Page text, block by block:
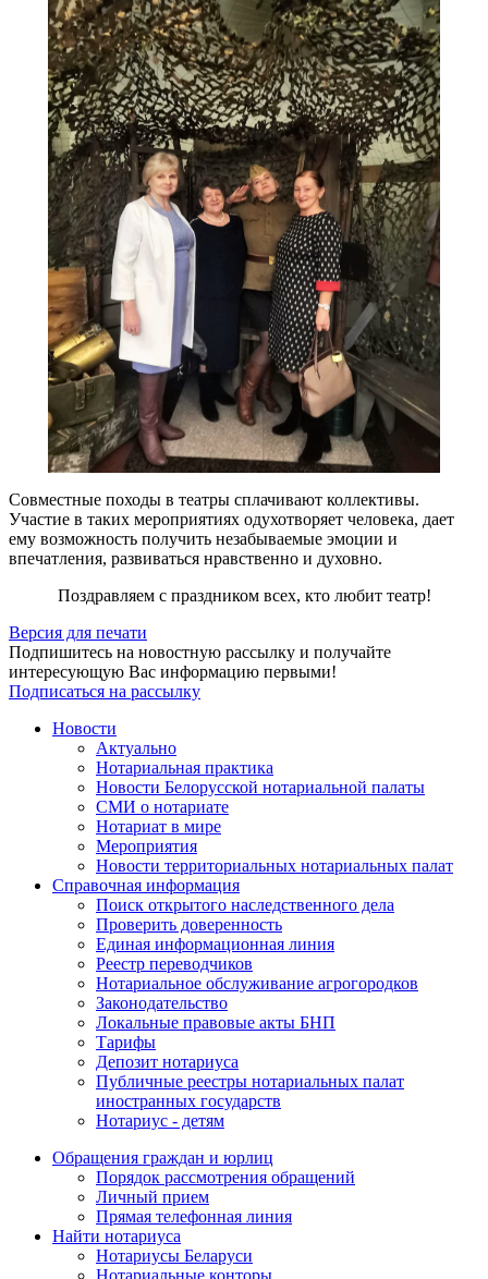
Совместные походы в театры сплачивают коллективы.
Участие в таких мероприятиях одухотворяет человека, дает
ему возможность получить незабываемые эмоции и
впечатления, развиваться нравственно и духовно.
Поздравляем с праздником всех, кто любит театр!
Версия для печати
Подпишитесь на новостную рассылку и получайте
интересующую Вас информацию первыми!
Подписаться на рассылку
Новости
Актуально
Нотариальная практика
Новости Белорусской нотариальной палаты
СМИ о нотариате
Нотариат в мире
Мероприятия
Новости территориальных нотариальных палат
Справочная информация
Поиск открытого наследственного дела
Проверить доверенность
Единая информационная линия
Реестр переводчиков
Нотариальное обслуживание агрогородков
Законодательство
Локальные правовые акты БНП
Тарифы
Депозит нотариуса
Публичные реестры нотариальных палат
иностранных государств
Нотариус - детям
Обращения граждан и юрлиц
Порядок рассмотрения обращений
Личный прием
Прямая телефонная линия
Найти нотариуса
Нотариусы Беларуси